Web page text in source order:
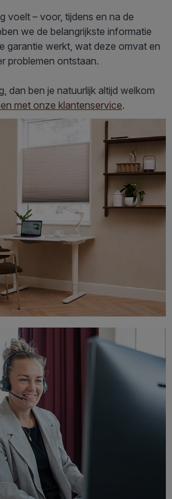
voelt – voor, tijdens en na de
we de belangrijkste informatie
garantie werkt, wat deze omvat en
problemen ontstaan.
dan ben je natuurlijk altijd welkom
met onze klantenservice.